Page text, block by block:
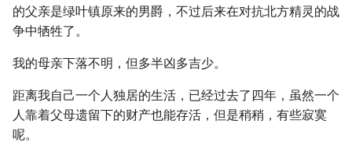
的父亲是绿叶镇原来的男爵，不过后来在对抗北方精灵的战
争中牺牲了。
我的母亲下落不明，但多半凶多吉少。
距离我自己一个人独居的生活，已经过去了四年，虽然一个
人靠着父母遗留下的财产也能存活，但是稍稍，有些寂寞
呢。